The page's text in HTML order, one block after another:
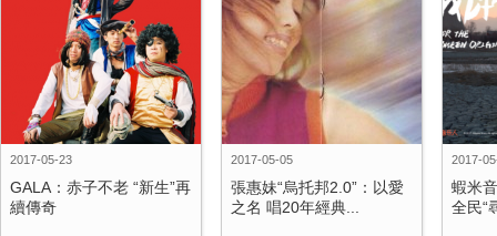
2017-05-23
GALA：赤子不老 “新生”再
續傳奇
2017-05-05
張惠妹“烏托邦2.0”：以愛
之名 唱20年經典...
2017-
蝦米
全民“